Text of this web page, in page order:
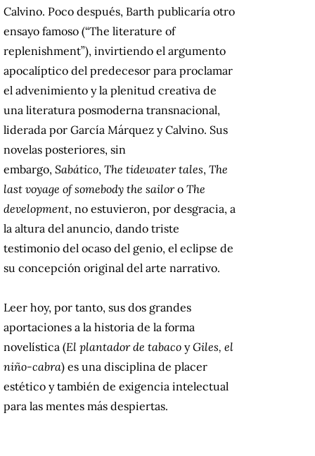
Calvino. Poco después, Barth publicaría otro
ensayo famoso (“The literature of
replenishment”), invirtiendo el argumento
apocalíptico del predecesor para proclamar
el advenimiento y la plenitud creativa de
una literatura posmoderna transnacional,
liderada por García Márquez y Calvino. Sus
novelas posteriores, sin
embargo, Sabático, The tidewater tales, The
last voyage of somebody the sailoro The
development, no estuvieron, por desgracia, a
la altura del anuncio, dando triste
testimonio del ocaso del genio, el eclipse de
su concepción original del arte narrativo.
Leer hoy, por tanto, sus dos grandes
aportaciones a la historia de la forma
novelística (El plantador de tabaco yGiles, el
niño-cabra) es una disciplina de placer
estético y también de exigencia intelectual
para las mentes más despiertas.